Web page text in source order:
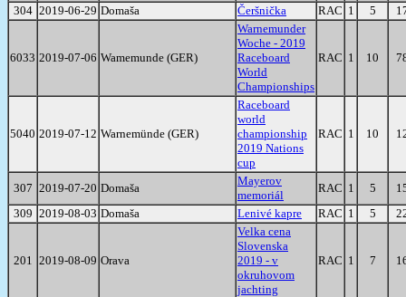
304 2019-06-29 Domaša Čeršnička RAC 1 5
6033 2019-07-06 Wamemunde (GER)
Warnemunder
Woche - 2019
Raceboard
World
Championships
RAC 1 10
5040 2019-07-12 Warnemünde (GER)
Raceboard
world
championship
2019 Nations
cup
RAC 1 10
307 2019-07-20 Domaša
Mayerov
memoriál
RAC 1 5
309 2019-08-03 Domaša Lenivé kapre RAC 1 5
201 2019-08-09 Orava
Velka cena
Slovenska
2019 - v
okruhovom
jachting
RAC 1 7